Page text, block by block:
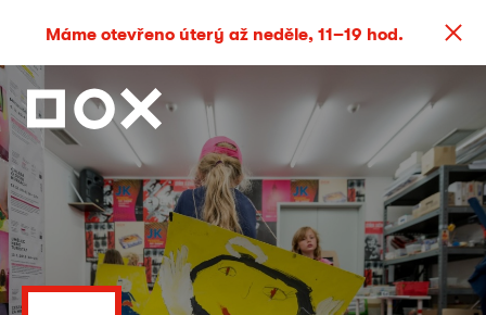
Máme otevřeno úterý až neděle, 11–19 hod.